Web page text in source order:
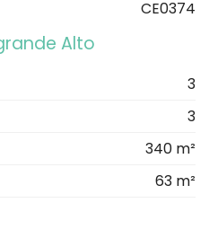
CE0374
Alto
3
3
340 m²
63 m²